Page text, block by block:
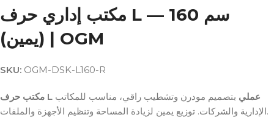
مكتب إداري حرف L — 160 سم
(يمين) | OGM
SKU: OGM-DSK-L160-R
مكتب حرف L عملي بتصميم مودرن وتشطيب راقي، مناسب للمكاتب
الإدارية والشركات. توزيع يمين لزيادة المساحة وتنظيم الأجهزة والملفات.